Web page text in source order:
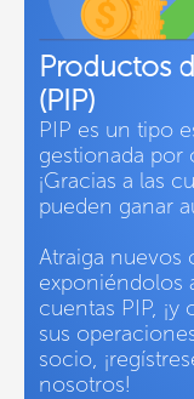
Productos
(PIP)
PIP es un tipo
gestionada por
¡Gracias a las
pueden ganar
Atraiga nuevos
exponiéndolos
cuentas PIP,
sus
socio,
nosotros!